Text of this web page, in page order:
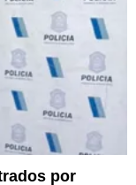
por